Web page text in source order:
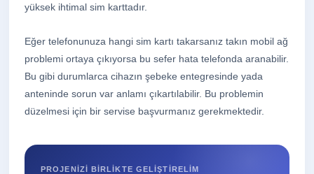
yüksek ihtimal sim karttadır.
Eğer telefonunuza hangi sim kartı takarsanız takın mobil ağ
problemi ortaya çıkıyorsa bu sefer hata telefonda aranabilir.
Bu gibi durumlarca cihazın şebeke entegresinde yada
anteninde sorun var anlamı çıkartılabilir. Bu problemin
düzelmesi için bir servise başvurmanız gerekmektedir.
PROJENIZI BIRLIKTE GELIŞTIRELIM